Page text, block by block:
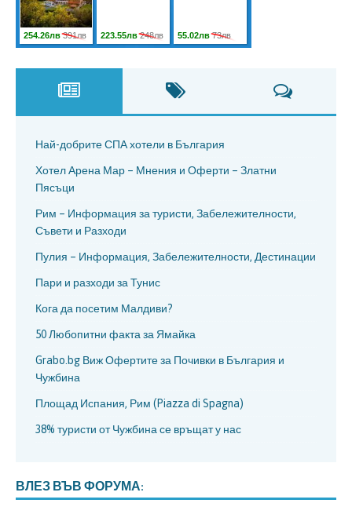
Най-добрите СПА хотели в България
Хотел Арена Мар – Мнения и Оферти – Златни
Пясъци
Рим – Информация за туристи, Забележителности,
Съвети и Разходи
Пулия – Информация, Забележителности, Дестинации
Пари и разходи за Тунис
Кога да посетим Малдиви?
50 Любопитни факта за Ямайка
Grabo.bg Виж Офертите за Почивки в България и
Чужбина
Площад Испания, Рим (Piazza di Spagna)
38% туристи от Чужбина се връщат у нас
ВЛЕЗ ВЪВ ФОРУМА: